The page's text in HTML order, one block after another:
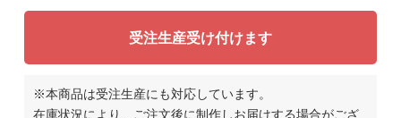
受注生産受け付けます
※本商品は受注生産にも対応しています。
在庫状況により、ご注文後に制作しお届けする場合がござ